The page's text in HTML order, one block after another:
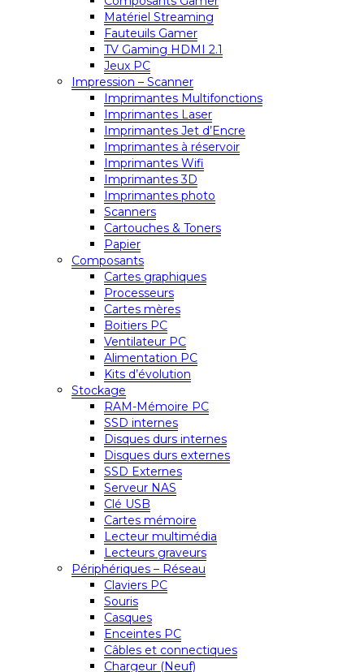
Matériel Streaming
Fauteuils Gamer
TV Gaming HDMI 2.1
Jeux PC
Impression – Scanner
Imprimantes Multifonctions
Imprimantes Laser
Imprimantes Jet d’Encre
Imprimantes à réservoir
Imprimantes Wifi
Imprimantes 3D
Imprimantes photo
Scanners
Cartouches & Toners
Papier
Composants
Cartes graphiques
Processeurs
Cartes mères
Boitiers PC
Ventilateur PC
Alimentation PC
Kits d’évolution
Stockage
RAM-Mémoire PC
SSD internes
Disques durs internes
Disques durs externes
SSD Externes
Serveur NAS
Clé USB
Cartes mémoire
Lecteur multimédia
Lecteurs graveurs
Périphériques – Réseau
Claviers PC
Souris
Casques
Enceintes PC
Câbles et connectiques
Chargeur (Neuf)